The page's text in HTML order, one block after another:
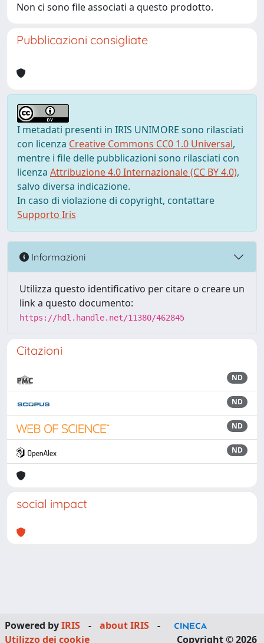
Non ci sono file associati a questo prodotto.
Pubblicazioni consigliate
I metadati presenti in IRIS UNIMORE sono rilasciati
con licenza Creative Commons CC0 1.0 Universal,
mentre i file delle pubblicazioni sono rilasciati con
licenza Attribuzione 4.0 Internazionale (CC BY 4.0),
salvo diversa indicazione.
In caso di violazione di copyright, contattare
Supporto Iris
Informazioni
Utilizza questo identificativo per citare o creare un
link a questo documento:
https://hdl.handle.net/11380/462845
Citazioni
ND
ND
ND
ND
social impact
Powered byIRIS - about IRIS
-
Utilizzo dei cookie
Copyright © 2026